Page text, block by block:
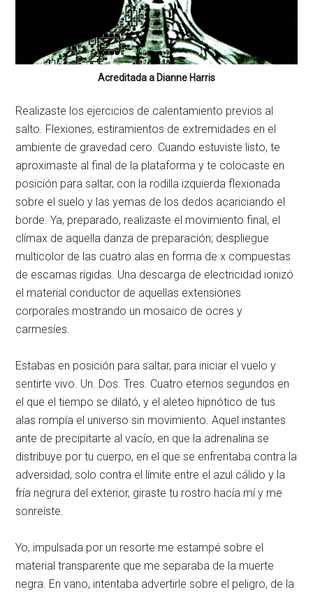
Acreditada a Dianne Harris
Realizaste los ejercicios de calentamiento previos al
salto. Flexiones, estiramientos de extremidades en el
ambiente de gravedad cero. Cuando estuviste listo, te
aproximaste al final de la plataforma y te colocaste en
posición para saltar, con la rodilla izquierda flexionada
sobre el suelo y las yemas de los dedos acariciando el
borde. Ya, preparado, realizaste el movimiento final, el
clímax de aquella danza de preparación; despliegue
multicolor de las cuatro alas en forma de x compuestas
de escamas rígidas. Una descarga de electricidad ionizó
el material conductor de aquellas extensiones
corporales mostrando un mosaico de ocres y
carmesíes.
Estabas en posición para saltar, para iniciar el vuelo y
sentirte vivo. Un. Dos. Tres. Cuatro eternos segundos en
el que el tiempo se dilató, y el aleteo hipnótico de tus
alas rompía el universo sin movimiento. Aquel instantes
ante de precipitarte al vacío, en que la adrenalina se
distribuye por tu cuerpo, en el que se enfrentaba contra la
adversidad, solo contra el límite entre el azul cálido y la
fría negrura del exterior, giraste tu rostro hacía mí y me
sonreíste.
Yo, impulsada por un resorte me estampé sobre el
material transparente que me separaba de la muerte
negra. En vano, intentaba advertirle sobre el peligro, de la